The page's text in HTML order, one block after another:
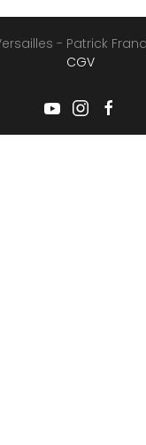
- Patrick
CGV